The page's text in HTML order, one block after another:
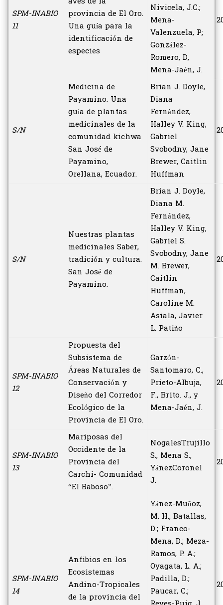
SPM-INABIO
11
provincia de El Oro.
Una guía para la
identificación de
especies
Nivicela, J.C.;
Mena-
Valenzuela, P;
González-
Romero, D,
Mena-Jaén, J.
S/N
Medicina de
Payamino. Una
guía de plantas
medicinales de la
comunidad kichwa
San José de
Payamino,
Orellana, Ecuador.
Brian J. Doyle,
Diana
Fernández,
Halley V. King,
Gabriel
Svobodny, Jane
Brewer, Caitlin
Huffman
S/N
Nuestras plantas
medicinales Saber,
tradición y cultura.
San José de
Payamino.
Brian J. Doyle,
Diana M.
Fernández,
Halley V. King,
Gabriel S.
Svobodny, Jane
M. Brewer,
Caitlin
Huffman,
Caroline M.
Asiala, Javier
L. Patiño
SPM-INABIO
12
Propuesta del
Subsistema de
Áreas Naturales de
Conservación y
Diseño del Corredor
Ecológico de la
Provincia de El Oro.
Garzón-
Santomaro, C.,
Prieto-Albuja,
F., Brito. J., y
Mena-Jaén, J.
SPM-INABIO
13
Mariposas del
Occidente de la
Provincia del
Carchi- Comunidad
“El Baboso”.
NogalesTrujillo
S., Mena S.,
YánezCoronel
J.
SPM-INABIO
14
Anfibios en los
Ecosistemas
Andino-Tropicales
de la provincia del
Yánez-Muñoz,
M. H.; Batallas,
D.; Franco-
Mena, D.; Meza-
Ramos, P. A.;
Oyagata, L. A.;
Padilla, D.;
Paucar, C.;